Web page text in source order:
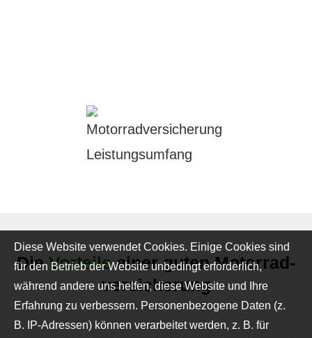
DieVorteileeiner guten Motor­rad­
ver­sicherung
Diese Website verwendet Cookies. Einige Cookies sind
für den Betrieb der Website unbedingt erforderlich,
während andere uns helfen, diese Website und Ihre
Erfahrung zu verbessern. Personenbezogene Daten (z.
B. IP-Adressen) können verarbeitet werden, z. B. für